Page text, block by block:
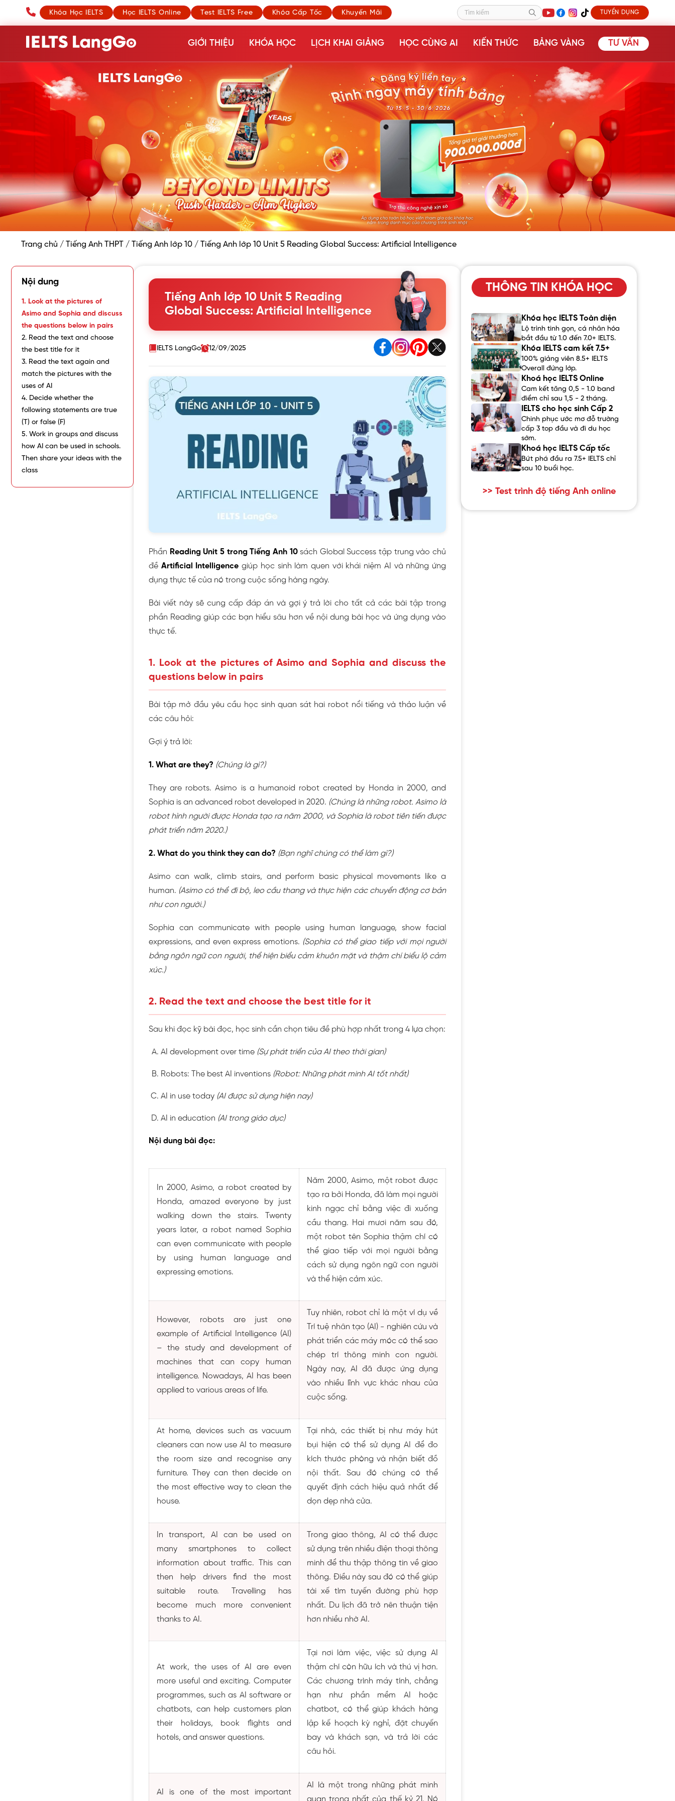
Khóa Học IELTS Học IELTS Online Test IELTS Free Khóa Cấp Tốc Khuyến Mãi Tìm kiếm TUYỂN DỤNG
GIỚI THIỆU KHÓA HỌC LỊCH KHAI GIẢNG HỌC CÙNG AI KIẾN THỨC BẢNG VÀNG TƯ VẤN
Trang chủ / Tiếng Anh THPT / Tiếng Anh lớp 10 / Tiếng Anh lớp 10 Unit 5 Reading Global Success: Artificial Intelligence
Nội dung
1. Look at the pictures of
Asimo and Sophia and discuss
the questions below in pairs
2. Read the text and choose
the best title for it
3. Read the text again and
match the pictures with the
uses of AI
4. Decide whether the
following statements are true
(T) or false (F)
5. Work in groups and discuss
how AI can be used in schools.
Then share your ideas with the
class
Tiếng Anh lớp 10 Unit 5 Reading
Global Success: Artificial Intelligence
IELTS LangGo 12/09/2025
Phần Reading Unit 5 trong Tiếng Anh 10sách Global Success tập trung vào chủ
đề Artificial Intelligence giúp học sinh làm quen với khái niệm AI và những ứng
dụng thực tế của nó trong cuộc sống hàng ngày.
Bài viết này sẽ cung cấp đáp án và gợi ý trả lời cho tất cả các bài tập trong
phần Reading giúp các bạn hiểu sâu hơn về nội dung bài học và ứng dụng vào
thực tế.
1. Look at the pictures of Asimo and Sophia and discuss the
questions below in pairs
Bài tập mở đầu yêu cầu học sinh quan sát hai robot nổi tiếng và thảo luận về
các câu hỏi:
Gợi ý trả lời:
1. What are they? (Chúng là gì?)
They are robots. Asimo is a humanoid robot created by Honda in 2000, and
Sophia is an advanced robot developed in 2020. (Chúng là những robot. Asimo là
robot hình người được Honda tạo ra năm 2000, và Sophia là robot tiên tiến được
phát triển năm 2020.)
2. What do you think they can do? (Bạn nghĩ chúng có thể làm gì?)
Asimo can walk, climb stairs, and perform basic physical movements like a
human. (Asimo có thể đi bộ, leo cầu thang và thực hiện các chuyển động cơ bản
như con người.)
Sophia can communicate with people using human language, show facial
expressions, and even express emotions. (Sophia có thể giao tiếp với mọi người
bằng ngôn ngữ con người, thể hiện biểu cảm khuôn mặt và thậm chí biểu lộ cảm
xúc.)
2. Read the text and choose the best title for it
Sau khi đọc kỹ bài đọc, học sinh cần chọn tiêu đề phù hợp nhất trong 4 lựa chọn:
AI development over time (Sự phát triển của AI theo thời gian)
Robots: The best AI inventions (Robot: Những phát minh AI tốt nhất)
AI in use today (AI được sử dụng hiện nay)
AI in education (AI trong giáo dục)
Nội dung bài đọc:
In 2000, Asimo, a robot created by
Honda, amazed everyone by just
walking down the stairs. Twenty
years later, a robot named Sophia
can even communicate with people
by using human language and
expressing emotions.
Năm 2000, Asimo, một robot được
tạo ra bởi Honda, đã làm mọi người
kinh ngạc chỉ bằng việc đi xuống
cầu thang. Hai mươi năm sau đó,
một robot tên Sophia thậm chí có
thể giao tiếp với mọi người bằng
cách sử dụng ngôn ngữ con người
và thể hiện cảm xúc.
However, robots are just one
example of Artificial Intelligence (AI)
– the study and development of
machines that can copy human
intelligence. Nowadays, AI has been
applied to various areas of life.
Tuy nhiên, robot chỉ là một ví dụ về
Trí tuệ nhân tạo (AI) - nghiên cứu và
phát triển các máy móc có thể sao
chép trí thông minh con người.
Ngày nay, AI đã được ứng dụng
vào nhiều lĩnh vực khác nhau của
cuộc sống.
At home, devices such as vacuum
cleaners can now use AI to measure
the room size and recognise any
furniture. They can then decide on
the most effective way to clean the
house.
Tại nhà, các thiết bị như máy hút
bụi hiện có thể sử dụng AI để đo
kích thước phòng và nhận biết đồ
nội thất. Sau đó chúng có thể
quyết định cách hiệu quả nhất để
dọn dẹp nhà cửa.
In transport, AI can be used on
many smartphones to collect
information about traffic. This can
then help drivers find the most
suitable route. Travelling has
become much more convenient
thanks to AI.
Trong giao thông, AI có thể được
sử dụng trên nhiều điện thoại thông
minh để thu thập thông tin về giao
thông. Điều này sau đó có thể giúp
tài xế tìm tuyến đường phù hợp
nhất. Du lịch đã trở nên thuận tiện
hơn nhiều nhờ AI.
At work, the uses of AI are even
more useful and exciting. Computer
programmes, such as AI software or
chatbots, can help customers plan
their holidays, book flights and
hotels, and answer questions.
Tại nơi làm việc, việc sử dụng AI
thậm chí còn hữu ích và thú vị hơn.
Các chương trình máy tính, chẳng
hạn như phần mềm AI hoặc
chatbot, có thể giúp khách hàng
lập kế hoạch kỳ nghỉ, đặt chuyến
bay và khách sạn, và trả lời các
câu hỏi.
AI is one of the most important
AI là một trong những phát minh
quan trọng nhất của thế kỷ 21. Nó
THÔNG TIN KHÓA HỌC
Khóa học IELTS Toàn diện
Lộ trình tinh gọn, cá nhân hóa
bắt đầu từ 1.0 đến 7.0+ IELTS.
Khóa IELTS cam kết 7.5+
100% giảng viên 8.5+ IELTS
Overall đứng lớp.
Khoá học IELTS Online
Cam kết tăng 0,5 - 1.0 band
điểm chỉ sau 1,5 - 2 tháng.
IELTS cho học sinh Cấp 2
Chinh phục ước mơ đỗ trường
cấp 3 top đầu và đi du học
sớm.
Khoá học IELTS Cấp tốc
Bứt phá đầu ra 7.5+ IELTS chỉ
sau 10 buổi học.
>> Test trình độ tiếng Anh online